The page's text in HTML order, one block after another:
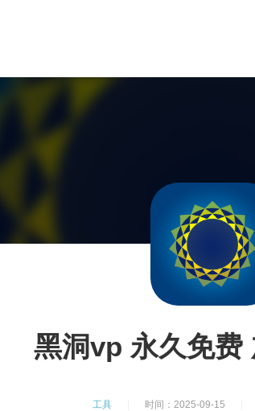
黑洞vp 永久免费
工具 时间：2025-09-15